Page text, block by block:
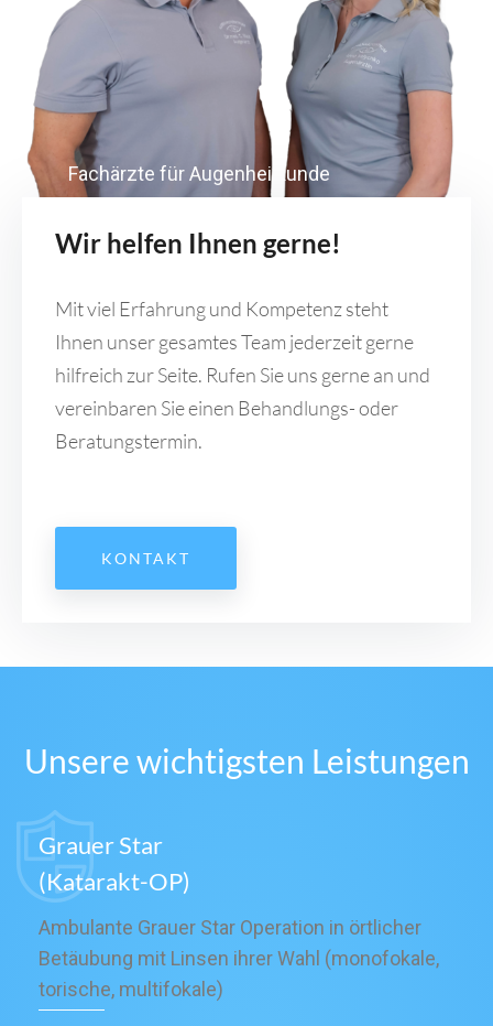
Fachärzte für Augenheilkunde
Wir helfen Ihnen gerne!
Mit viel Erfahrung und Kompetenz steht
Ihnen unser gesamtes Team jederzeit gerne
hilfreich zur Seite. Rufen Sie uns gerne an und
vereinbaren Sie einen Behandlungs- oder
Beratungstermin.
KONTAKT
Unsere wichtigsten Leistungen
Grauer Star
(Katarakt-OP)
Ambulante Grauer Star Operation in örtlicher
Betäubung mit Linsen ihrer Wahl (monofokale,
torische, multifokale)